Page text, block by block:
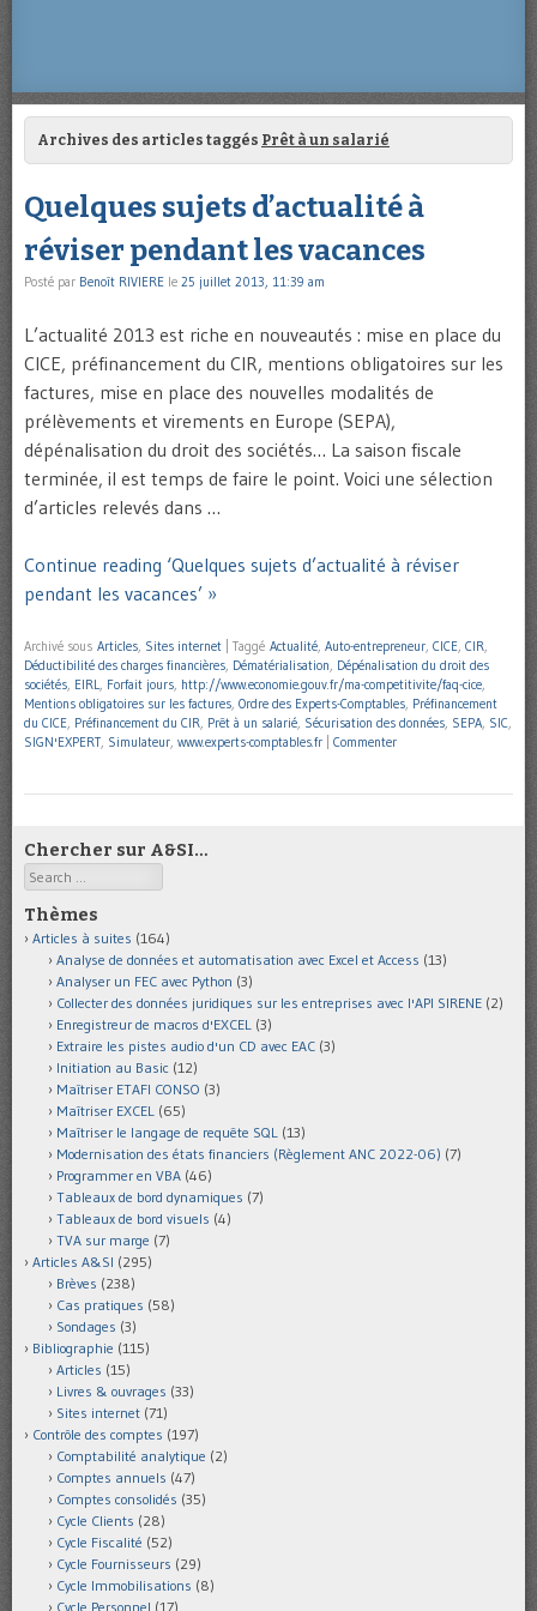
Archives des articles taggés Prêt à un salarié
Quelques sujets d’actualité à
réviser pendant les vacances
Posté par Benoît RIVIERE le 25 juillet 2013, 11:39 am
L’actualité 2013 est riche en nouveautés : mise en place du
CICE, préfinancement du CIR, mentions obligatoires sur les
factures, mise en place des nouvelles modalités de
prélèvements et virements en Europe (SEPA),
dépénalisation du droit des sociétés… La saison fiscale
terminée, il est temps de faire le point. Voici une sélection
d’articles relevés dans …
Continue reading ‘Quelques sujets d’actualité à réviser
pendant les vacances’ »
Archivé sous Articles, Sites internet Taggé Actualité, Auto-entrepreneur, CICE, CIR,
Déductibilité des charges financières, Dématérialisation, Dépénalisation du droit des
sociétés, EIRL, Forfait jours, http://www.economie.gouv.fr/ma-competitivite/faq-cice,
Mentions obligatoires sur les factures, Ordre des Experts-Comptables, Préfinancement
du CICE, Préfinancement du CIR, Prêt à un salarié, Sécurisation des données, SEPA, SIC,
SIGN'EXPERT, Simulateur, www.experts-comptables.fr Commenter
Chercher sur A&SI…
Search
Thèmes
Articles à suites (164)
Analyse de données et automatisation avec Excel et Access (13)
Analyser un FEC avec Python (3)
Collecter des données juridiques sur les entreprises avec l'API SIRENE (2)
Enregistreur de macros d'EXCEL (3)
Extraire les pistes audio d'un CD avec EAC (3)
Initiation au Basic (12)
Maîtriser ETAFI CONSO (3)
Maîtriser EXCEL (65)
Maîtriser le langage de requête SQL (13)
Modernisation des états financiers (Règlement ANC 2022-06) (7)
Programmer en VBA (46)
Tableaux de bord dynamiques (7)
Tableaux de bord visuels (4)
TVA sur marge (7)
Articles A&SI (295)
Brèves (238)
Cas pratiques (58)
Sondages (3)
Bibliographie (115)
Articles (15)
Livres & ouvrages (33)
Sites internet (71)
Contrôle des comptes (197)
Comptabilité analytique (2)
Comptes annuels (47)
Comptes consolidés (35)
Cycle Clients (28)
Cycle Fiscalité (52)
Cycle Fournisseurs (29)
Cycle Immobilisations (8)
Cycle Personnel (17)